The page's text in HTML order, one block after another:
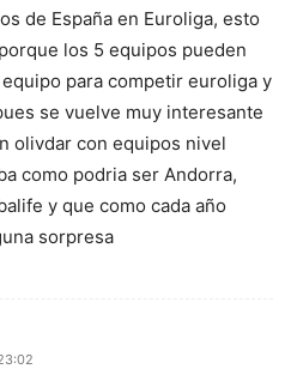
de España en Euroliga, esto
los 5 equipos pueden
para competir euroliga y
se vuelve muy interesante
olivdar con equipos nivel
como podria ser Andorra,
y que como cada año
sorpresa